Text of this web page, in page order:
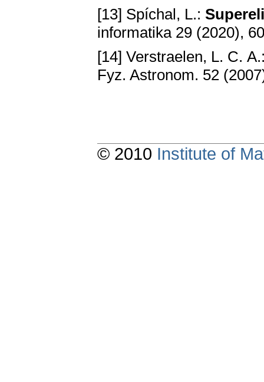
[13] Spíchal, L.:
informatika 29 (2020),
[14] Verstraelen, L. C.
Fyz. Astronom. 52
© 2010 Institute of